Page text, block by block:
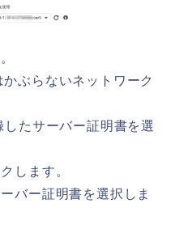
ぶらないネットワーク
たサーバー証明書を選
します。
バー証明書を選択しま